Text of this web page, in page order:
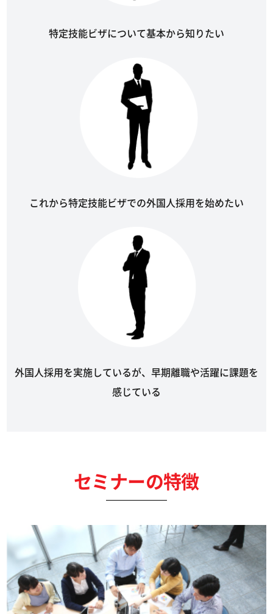
特定技能ビザについて基本から知りたい
これから特定技能ビザでの外国人採用を始めたい
外国人採用を実施しているが、早期離職や活躍に課題を
感じている
セミナーの特徴